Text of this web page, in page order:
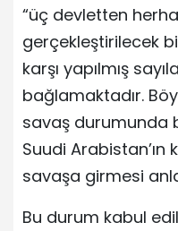
“üç devletten
gerçekleştirilecek
karşı yapılmış
bağlamaktadır.
savaş durumunda
Suudi
savaşa girmesi
Bu durum kabul